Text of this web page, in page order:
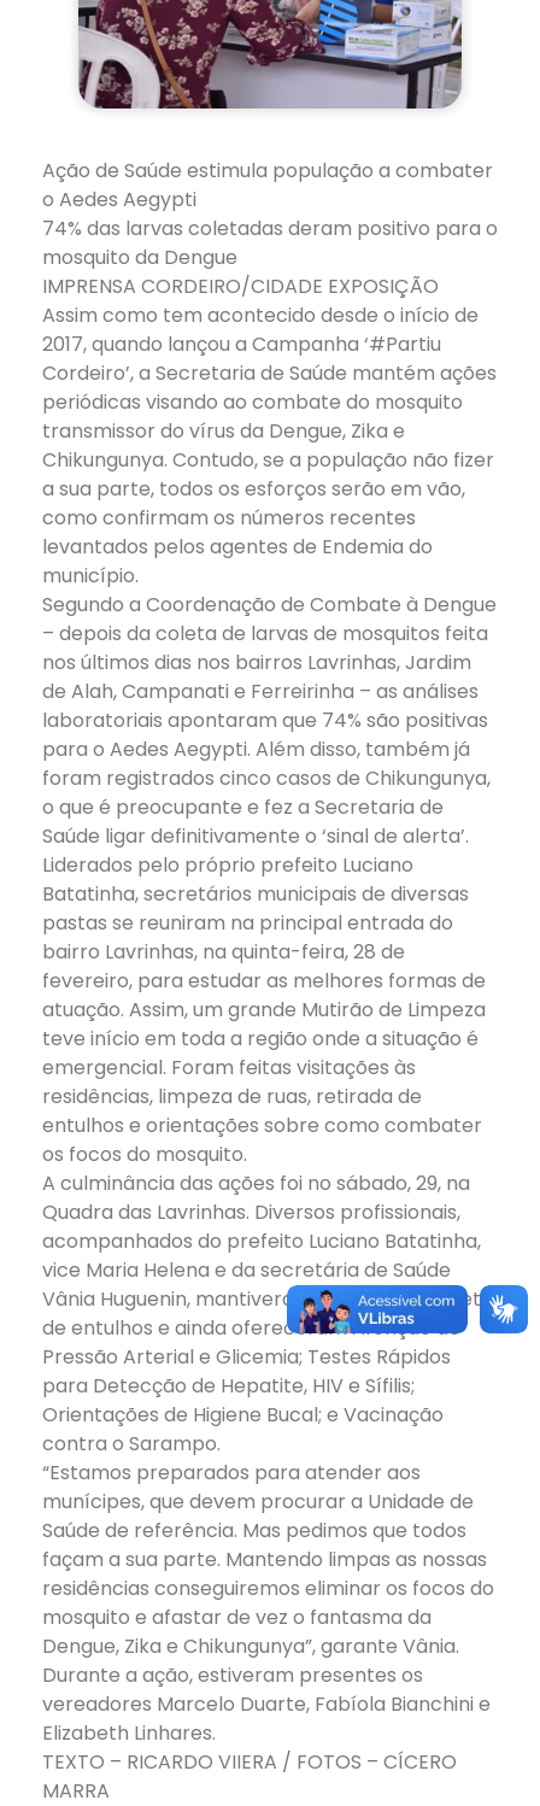
Ação de Saúde estimula população a combater
o Aedes Aegypti
74% das larvas coletadas deram positivo para o
mosquito da Dengue
IMPRENSA CORDEIRO/CIDADE EXPOSIÇÃO
Assim como tem acontecido desde o início de
2017, quando lançou a Campanha ‘#Partiu
Cordeiro’, a Secretaria de Saúde mantém ações
periódicas visando ao combate do mosquito
transmissor do vírus da Dengue, Zika e
Chikungunya. Contudo, se a população não fizer
a sua parte, todos os esforços serão em vão,
como confirmam os números recentes
levantados pelos agentes de Endemia do
município.
Segundo a Coordenação de Combate à Dengue
– depois da coleta de larvas de mosquitos feita
nos últimos dias nos bairros Lavrinhas, Jardim
de Alah, Campanati e Ferreirinha – as análises
laboratoriais apontaram que 74% são positivas
para o Aedes Aegypti. Além disso, também já
foram registrados cinco casos de Chikungunya,
o que é preocupante e fez a Secretaria de
Saúde ligar definitivamente o ‘sinal de alerta’.
Liderados pelo próprio prefeito Luciano
Batatinha, secretários municipais de diversas
pastas se reuniram na principal entrada do
bairro Lavrinhas, na quinta-feira, 28 de
fevereiro, para estudar as melhores formas de
atuação. Assim, um grande Mutirão de Limpeza
teve início em toda a região onde a situação é
emergencial. Foram feitas visitações às
residências, limpeza de ruas, retirada de
entulhos e orientações sobre como combater
os focos do mosquito.
A culminância das ações foi no sábado, 29, na
Quadra das Lavrinhas. Diversos profissionais,
acompanhados do prefeito Luciano Batatinha,
vice Maria Helena e da secretária de Saúde
Vânia Huguenin, mantiveram a limpeza e coleta
de entulhos e ainda ofereceram Aferição de
Pressão Arterial e Glicemia; Testes Rápidos
para Detecção de Hepatite, HIV e Sífilis;
Orientações de Higiene Bucal; e Vacinação
contra o Sarampo.
“Estamos preparados para atender aos
munícipes, que devem procurar a Unidade de
Saúde de referência. Mas pedimos que todos
façam a sua parte. Mantendo limpas as nossas
residências conseguiremos eliminar os focos do
mosquito e afastar de vez o fantasma da
Dengue, Zika e Chikungunya”, garante Vânia.
Durante a ação, estiveram presentes os
vereadores Marcelo Duarte, Fabíola Bianchini e
Elizabeth Linhares.
TEXTO – RICARDO VIIERA / FOTOS – CÍCERO
MARRA